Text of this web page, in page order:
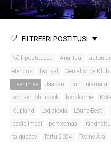
FILTREERI POSTITUSI
Kõik postitused Anu Taul autorilaul
etendus
festival Genialistide Klubi
Haanimaa
Jaapan Jun Futamata
kontsert-õhtusöök
koosloome
Kupland
Lodjakoda Lõuna-Eesti
pastellmaal
portreemaal
talgupäev
Tartu 2024 Teeme Ära